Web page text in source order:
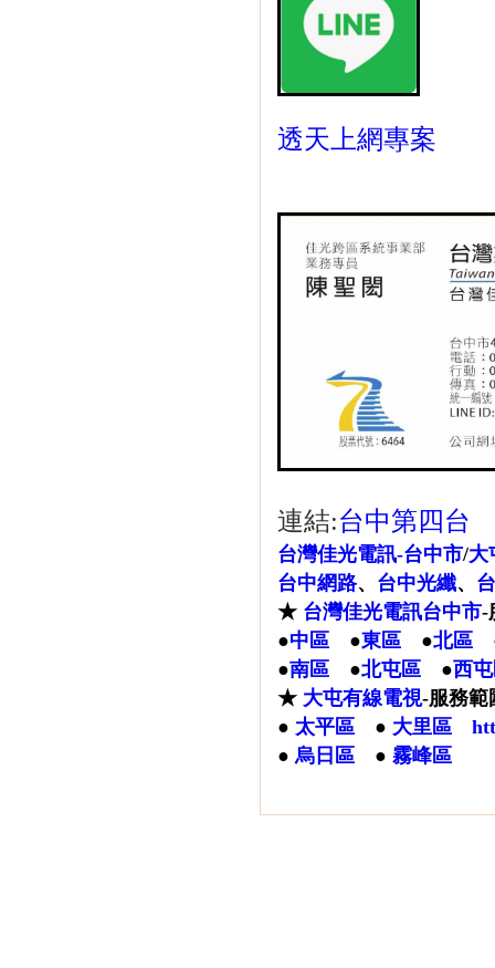
透天上網專案
連結:台中第四台
台灣佳光電訊-台中市/大
台中網路、 台中光纖、
★ 台灣佳光電訊台中市-
●中區 ●東區 ●北區
●南區 ●北屯區 ●西
★ 大屯有線電視-服務範
● 太平區 ● 大里區
● 烏日區 ● 霧峰區